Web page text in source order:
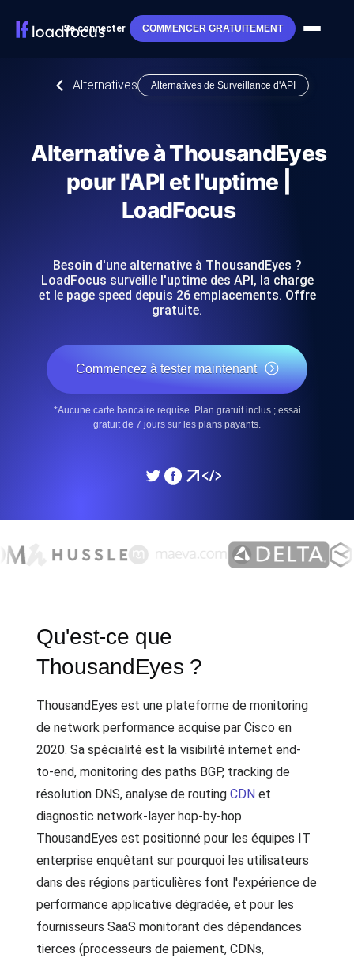
Se connecter COMMENCER GRATUITEMENT
Alternatives Alternatives de Surveillance d'API
Alternative à ThousandEyes
pour l'API et l'uptime |
LoadFocus
Besoin d'une alternative à ThousandEyes ?
LoadFocus surveille l'uptime des API, la charge
et le page speed depuis 26 emplacements. Offre
gratuite.
Commencez à tester maintenant
*Aucune carte bancaire requise. Plan gratuit inclus ; essai
gratuit de 7 jours sur les plans payants.
Qu'est-ce que
ThousandEyes ?
ThousandEyes est une plateforme de monitoring
de network performance acquise par Cisco en
2020. Sa spécialité est la visibilité internet end-
to-end, monitoring des paths BGP, tracking de
résolution DNS, analyse de routing CDN et
diagnostic network-layer hop-by-hop.
ThousandEyes est positionné pour les équipes IT
enterprise enquêtant sur pourquoi les utilisateurs
dans des régions particulières font l'expérience de
performance applicative dégradée, et pour les
fournisseurs SaaS monitorant des dépendances
tierces (processeurs de paiement, CDNs,